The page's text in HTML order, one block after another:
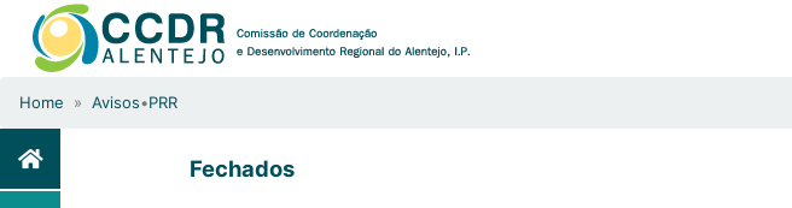
Home » Avisos•PRR
Fechados